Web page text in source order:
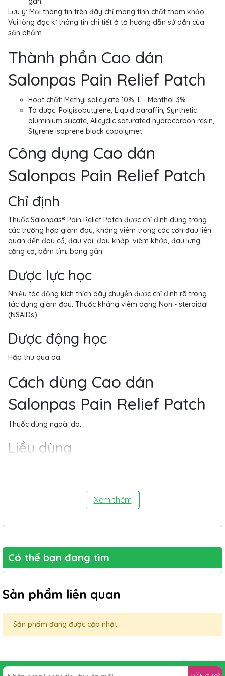
Lưu ý: Mọi thông tin trên đây chỉ mang tính chất tham khảo.
Vui lòng đọc kĩ thông tin chi tiết ở tờ hướng dẫn sử dẫn của
sản phẩm.
Thành phần Cao dán
Salonpas Pain Relief Patch
Hoạt chất: Methyl salicylate 10%, L - Menthol 3%.
Tá dược: Polyisobutylene, Liquid paraffin, Synthetic
aluminium silicate, Alicyclic saturated hydrocarbon resin,
Styrene isoprene block copolymer.
Công dụng Cao dán
Salonpas Pain Relief Patch
Chỉ định
Thuốc Salonpas® Pain Relief Patch được chỉ định dùng trong
các trường hợp giảm đau, kháng viêm trong các cơn đau liên
quan đến đau cổ, đau vai, đau khớp, viêm khớp, đau lưng,
căng cơ, bầm tím, bong gân.
Dược lực học
Nhiều tác động kích thích dây chuyền được chỉ định rõ trong
tác dụng giảm đau. Thuốc kháng viêm dạng Non - steroidal
(NSAIDs).
Dược động học
Hấp thu qua da.
Cách dùng Cao dán
Salonpas Pain Relief Patch
Thuốc dùng ngoài da.
Liều dùng
Gỡ cao dán ra khỏi tấm phim và dán vào chỗ bị đau.
Không sử dụng quá 4 miếng trong một ngày.
Không sử dụng quá 2 miếng một ngày cho mỗi vùng da
Gỡ bỏ miếng dán sau 12 giờ.
Không sử dụng miếng dán quá 5 ngày liên tục trên một
vùng da bị đau.
Phải hỏi ý kiến bác sĩ trước khi sử dụng.
cụ thể tùy thuộc vào thể trạng và mức độ diễn tiến của bệnh.
Để có liều dùng phù hợp, bạn cần tham khảo ý kiến bác sĩ
Tác dụng phụ
Xem thêm
Có thể bạn đang tìm
Sản phẩm liên quan
Sản phẩm đang được cập nhật.